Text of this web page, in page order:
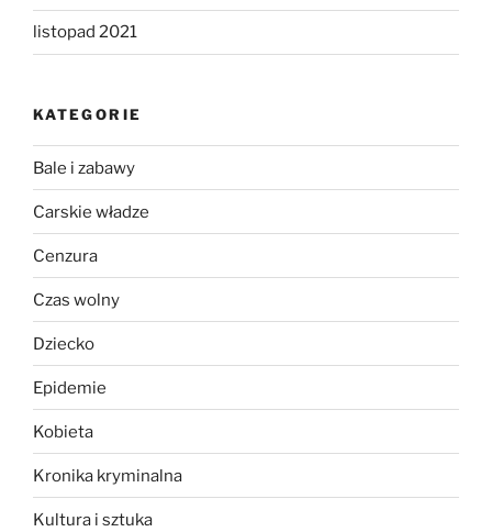
listopad 2021
KATEGORIE
Bale i zabawy
Carskie władze
Cenzura
Czas wolny
Dziecko
Epidemie
Kobieta
Kronika kryminalna
Kultura i sztuka